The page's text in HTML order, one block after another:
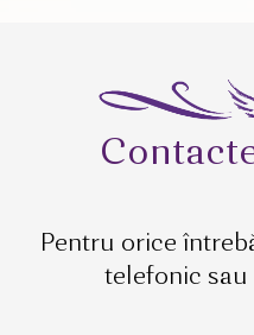
Pentru orice
telefonic sau